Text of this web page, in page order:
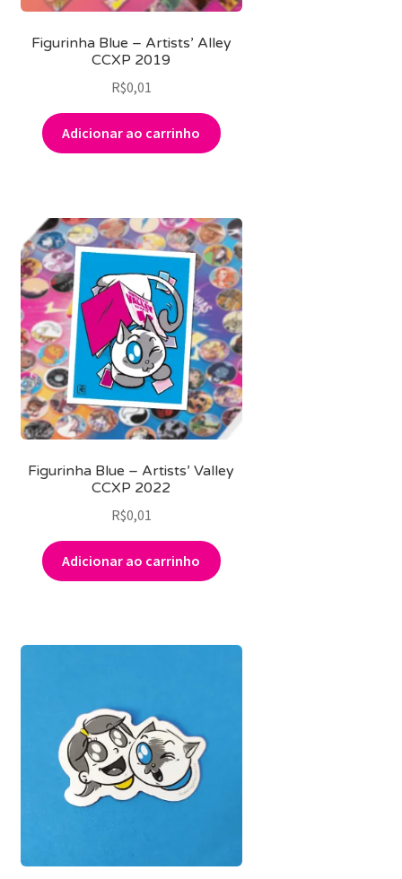
Figurinha Blue – Artists’ Alley
CCXP 2019
R$0,01
Adicionar ao carrinho
Figurinha Blue – Artists’ Valley
CCXP 2022
R$0,01
Adicionar ao carrinho